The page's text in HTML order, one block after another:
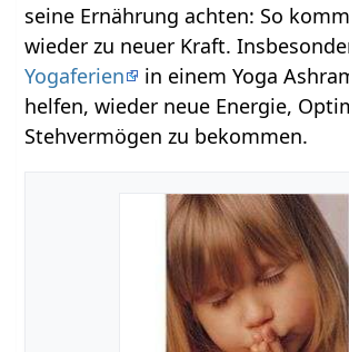
seine Ernährung achten: So
wieder zu neuer Kraft.
Yogaferien
in einem Yoga
helfen, wieder neue Energie,
Stehvermögen zu bekommen.